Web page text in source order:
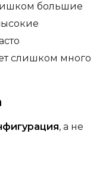
большие
слишком много
, а не